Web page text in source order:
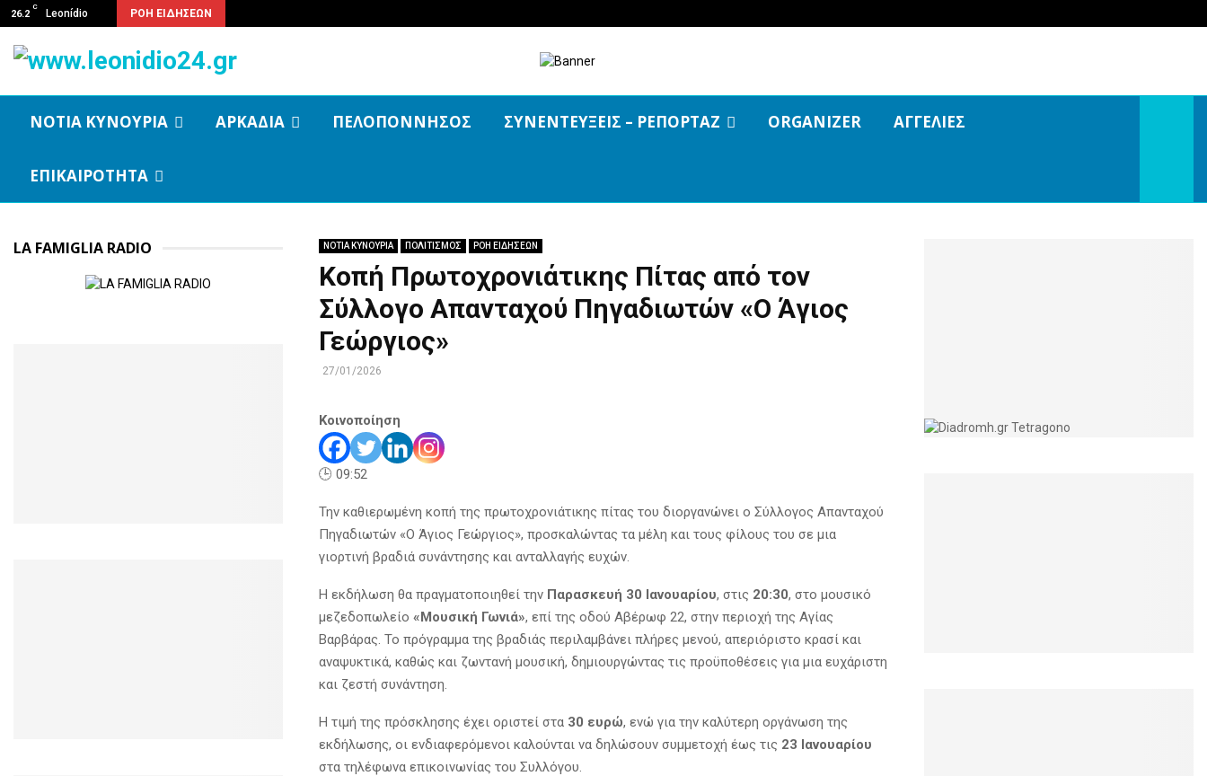
26.2
C
Leonídio ΡΟΗ ΕΙΔΗΣΕΩΝ
ΝΟΤΙΑ ΚΥΝΟΥΡΙΑ ΑΡΚΑΔΙΑ ΠΕΛΟΠΟΝΝΗΣΟΣ ΣΥΝΕΝΤΕΥΞΕΙΣ – ΡΕΠΟΡΤΑΖ ORGANIZER ΑΓΓΕΛΙΕΣ
ΕΠΙΚΑΙΡΟΤΗΤΑ
ΝΟΤΙΑ ΚΥΝΟΥΡΙΑ ΠΟΛΙΤΙΣΜΟΣ ΡΟΗ ΕΙΔΗΣΕΩΝ
Κοπή Πρωτοχρονιάτικης Πίτας από τον
Σύλλογο Απανταχού Πηγαδιωτών «Ο Άγιος
Γεώργιος»
27/01/2026
Κοινοποίηση
🕒 09:52
Την καθιερωμένη κοπή της πρωτοχρονιάτικης πίτας του διοργανώνει ο Σύλλογος Απανταχού
Πηγαδιωτών «Ο Άγιος Γεώργιος», προσκαλώντας τα μέλη και τους φίλους του σε μια
γιορτινή βραδιά συνάντησης και ανταλλαγής ευχών.
Η εκδήλωση θα πραγματοποιηθεί την Παρασκευή 30 Ιανουαρίου, στις 20:30, στο μουσικό
μεζεδοπωλείο «Μουσική Γωνιά», επί της οδού Αβέρωφ 22, στην περιοχή της Αγίας
Βαρβάρας. Το πρόγραμμα της βραδιάς περιλαμβάνει πλήρες μενού, απεριόριστο κρασί και
αναψυκτικά, καθώς και ζωντανή μουσική, δημιουργώντας τις προϋποθέσεις για μια ευχάριστη
και ζεστή συνάντηση.
Η τιμή της πρόσκλησης έχει οριστεί στα 30 ευρώ, ενώ για την καλύτερη οργάνωση της
εκδήλωσης, οι ενδιαφερόμενοι καλούνται να δηλώσουν συμμετοχή έως τις 23 Ιανουαρίου
στα τηλέφωνα επικοινωνίας του Συλλόγου.
LA FAMIGLIA RADIO